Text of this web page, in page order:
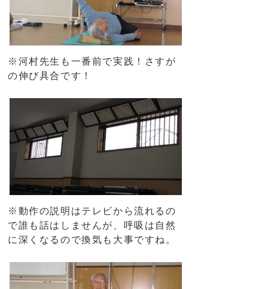
※河村先生も一番前で実践！さすが
の伸び具合です！
※動作の説明はテレビから流れるの
で誰も話はしませんが、呼吸は自然
に深くなるので換気も大事ですね。